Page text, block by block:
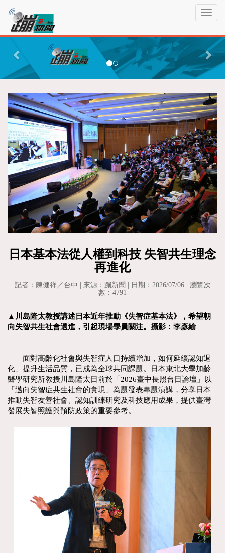
T
g
l
e
v
i
g
a
t
i
o
n
蹦
新
聞P
r
v
i
o
u
s
N
e
x
t
日本基本法從人權到科技 失智共生理念
再進化
記者：陳健祥／台中 | 來源：蹦新聞 | 日期：2026/07/06 | 瀏覽次
數：4791
▲川島隆太教授講述日本近年推動《失智症基本法》，希望朝
向失智共生社會邁進，引起現場學員關注。攝影：李彥緰
面對高齡化社會與失智症人口持續增加，如何延緩認知退
化、提升生活品質，已成為全球共同課題。日本東北大學加齡
醫學研究所教授川島隆太日前於「2026臺中長照台日論壇」以
「邁向失智症共生社會的實現」為題發表專題演講，分享日本
推動失智友善社會、認知訓練研究及科技應用成果，提供臺灣
發展失智照護與預防政策的重要參考。